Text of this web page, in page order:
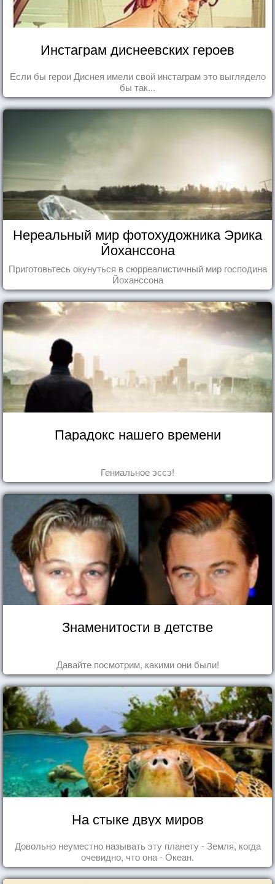
Инстаграм диснеевских героев
Если бы герои Диснея имели свой инстаграм это выглядело
бы так...
Нереальный мир фотохудожника Эрика
Йоханссона
Приготовьтесь окунуться в сюрреалистичный мир господина
Йоханссона
Парадокс нашего времени
Гениальное эссэ!
Знаменитости в детстве
Давайте посмотрим, какими они были!
На стыке двух миров
Довольно неуместно называть эту планету - Земля, когда
очевидно, что она - Океан.